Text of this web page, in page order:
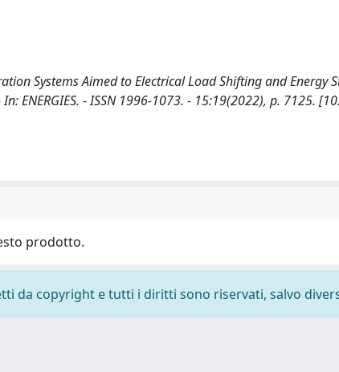
Systems Aimed to Electrical Load Shifting and Energy
ENERGIES. - ISSN 1996-1073. - 15:19(2022), p. 7125.
prodotto.
da copyright e tutti i diritti sono riservati, salvo